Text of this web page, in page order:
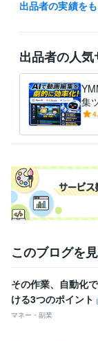
クリエイター / 動
エンジニア / バッ
プログラミング言
HTML:5年
ビジネス・クリ
Adobe Premiere
iMovie:4年ゆっくり
出品者の実績を
出品者の人気
集
者
化
このブログを
その作業、自動化
ける3つのポイント
マネー・副業